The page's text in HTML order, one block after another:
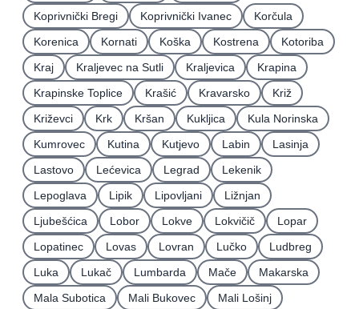
Koprivnički Bregi
Koprivnički Ivanec
Korčula
Korenica
Kornati Koška Kostrena
Kotoriba
Kraj
Kraljevec na Sutli Kraljevica
Krapina
Krapinske Toplice
Krašić Kravarsko
Križ
Križevci
Krk Kršan Kukljica
Kula Norinska
Kumrovec
Kutina Kutjevo Labin
Lasinja
Lastovo
Lećevica Legrad
Lekenik
Lepoglava
Lipik Lipovljani
Ližnjan
Ljubešćica
Lobor Lokve Lokvičič
Lopar
Lopatinec
Lovas Lovran Lučko
Ludbreg
Luka
Lukač Lumbarda Mače
Makarska
Mala Subotica
Mali Bukovec
Mali Lošinj